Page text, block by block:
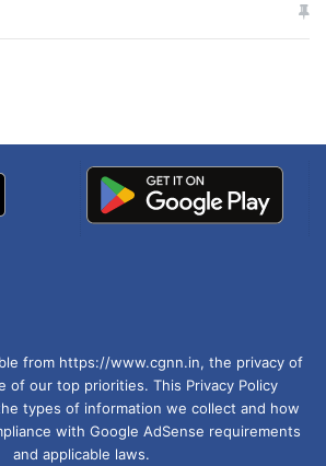
से
खाई में धक्का… आरोपियों ने
from https://www.cgnn.in, the privacy of
of our top priorities. This Privacy Policy
types of information we collect and how
with Google AdSense requirements
and applicable laws.